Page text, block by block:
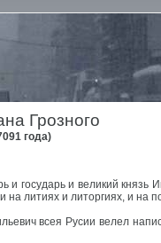
Грозного
года)
и государь и великий князь
литиях и литоргиях, и на
всея Русии велел